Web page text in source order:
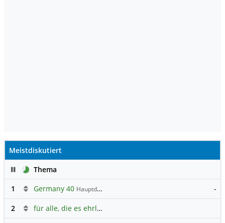
Meistdiskutiert
PauseThema
1
Germany 40 Hauptdiskussion -
2 für alle, die es ehrlich meinen beim Traden.